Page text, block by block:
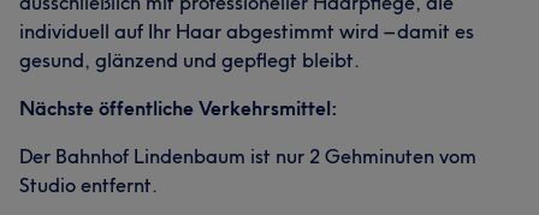
individuell auf Ihr Haar abgestimmt wird – damit es
gesund, glänzend und gepflegt bleibt.
Nächste öffentliche Verkehrsmittel:
Der Bahnhof Lindenbaum ist nur 2 Gehminuten vom
Studio entfernt.